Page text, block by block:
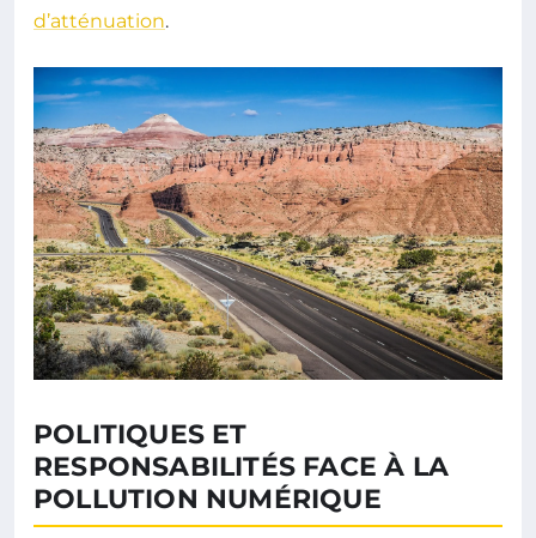
d’atténuation.
POLITIQUES ET
RESPONSABILITÉS FACE À LA
POLLUTION NUMÉRIQUE